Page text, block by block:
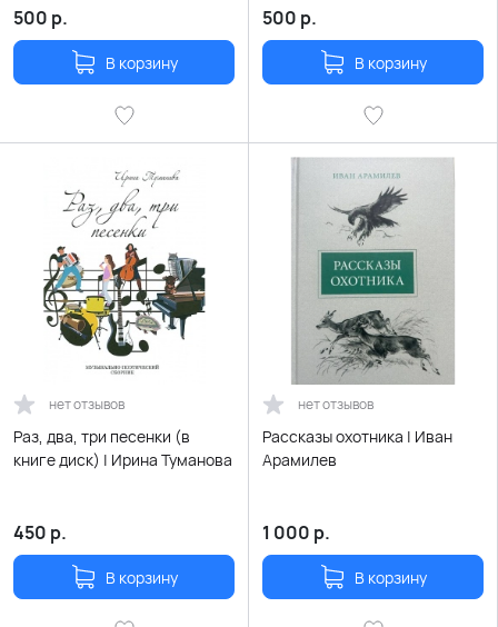
500 р.
В корзину
500 р.
В корзину
нет отзывов
Раз, два, три песенки (в
книге диск) | Ирина Туманова
450 р.
В корзину
нет отзывов
Рассказы охотника | Иван
Арамилев
1 000 р.
В корзину